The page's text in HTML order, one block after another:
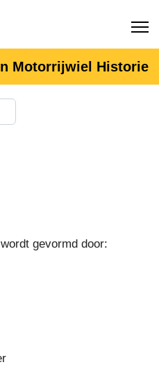
Motorrijwiel Historie
gevormd door: